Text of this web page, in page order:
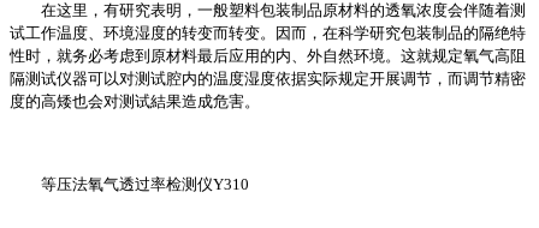
在这里，有研究表明，一般塑料包装制品原材料的透氧浓度会伴随着测
试工作温度、环境湿度的转变而转变。因而，在科学研究包装制品的隔绝特
性时，就务必考虑到原材料最后应用的内、外自然环境。这就规定氧气高阻
隔测试仪器可以对测试腔内的温度湿度依据实际规定开展调节，而调节精密
度的高矮也会对测试結果造成危害。
等压法氧气透过率检测仪Y310